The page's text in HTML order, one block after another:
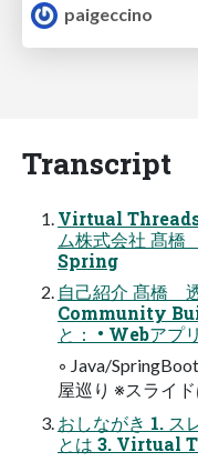
paigeccino
Transcript
Virtual Threads
ム株式会社 髙
Spring
自己紹介 髙橋
Community
と： • Webアプ
◦ Java/
屋巡り ※スライ
おしながき 1.
とは 3. Virtual